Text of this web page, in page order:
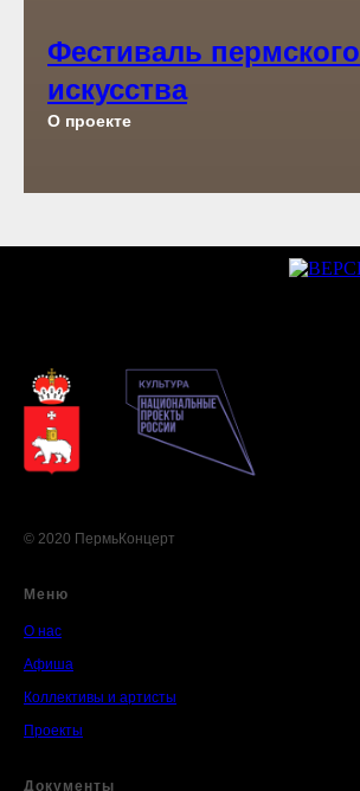
Фестиваль пермского
искусства
О проекте
© 2020 ПермьКонцерт
Меню
О нас
Афиша
Коллективы и артисты
Проекты
Документы